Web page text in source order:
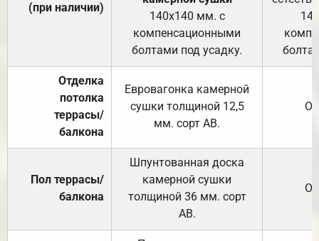
(при наличии)
140х140 мм. с
компенсационными
болтами под усадку.
Отделка
потолка
террасы/
балкона
Евровагонка камерной
сушки толщиной 12,5
мм. сорт АВ.
Пол террасы/
балкона
Шпунтованная доска
камерной сушки
толщиной 36 мм. сорт
АВ.